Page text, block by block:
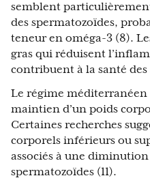
semblent
des spermatozoïdes,
teneur en oméga-3 (8).
gras qui réduisent
contribuent à la santé
Le régime méditerranéen
maintien d’un poids
Certaines recherches
corporels inférieurs ou
associés à une
spermatozoïdes (11).